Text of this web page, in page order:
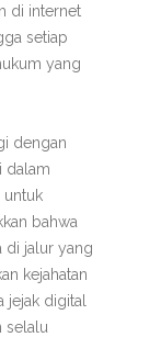
di internet
setiap
yang
dengan
dalam
untuk
bahwa
di jalur yang
kejahatan
digital
selalu